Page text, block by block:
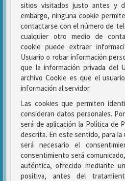
sitios visitados justo antes y
embargo, ninguna cookie
contactarse con el número de
cualquier otro medio de
cookie puede extraer
Usuario o robar información
que la información privada del
archivo Cookie es que el
información al servidor.
Las cookies que permiten
consideran datos personales.
será de aplicación la Política de
descrita. En este sentido, para la
será necesario el
consentimiento será
auténtica, ofrecido mediante
positiva, antes del